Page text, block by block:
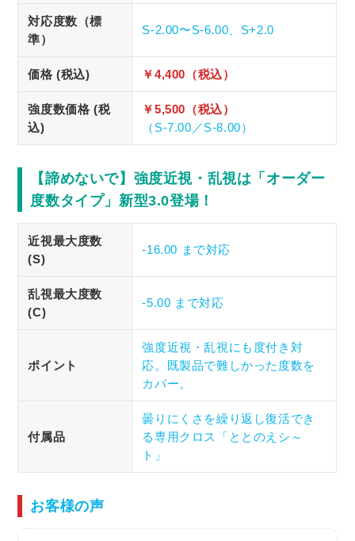
対応度数（標
準）
S-2.00〜S-6.00、S+2.0
価格 (税込) ￥4,400（税込）
強度数価格 (税
込)
￥5,500（税込）
（S-7.00／S-8.00）
【諦めないで】強度近視・乱視は「オーダー
度数タイプ」新型3.0登場！
近視最大度数
(S)
-16.00 まで対応
乱視最大度数
(C)
-5.00 まで対応
ポイント
強度近視・乱視にも度付き対
応。既製品で難しかった度数を
カバー。
付属品
曇りにくさを繰り返し復活でき
る専用クロス「ととのえシ～
ト」
お客様の声